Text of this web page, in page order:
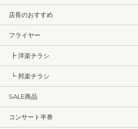
店長のおすすめ
フライヤー
┣ 洋楽チラシ
┗ 邦楽チラシ
SALE商品
コンサート半券